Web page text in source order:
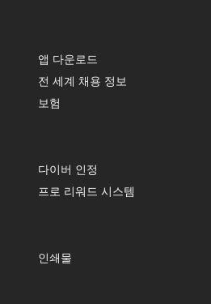
앱 다운로드
전 세계 채용 정보
보험
다이버 인정
프로 리워드 시스템
인쇄물